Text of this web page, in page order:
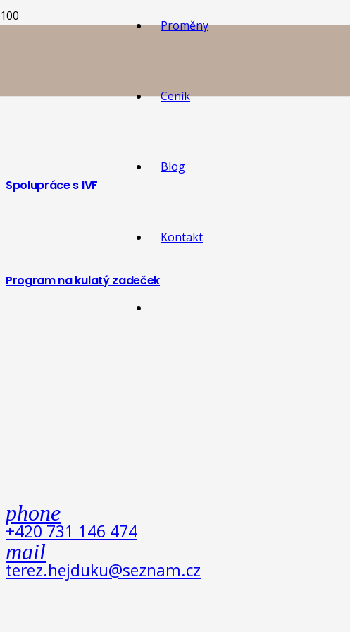
Proměny
Ceník
Blog
Kontakt
Veselé Vánoce a skvělý start do Nového roku
Spolupráce s IVF
Program na kulatý zadeček
phone
+420 731 146 474
mail
terez.hejduku@seznam.cz